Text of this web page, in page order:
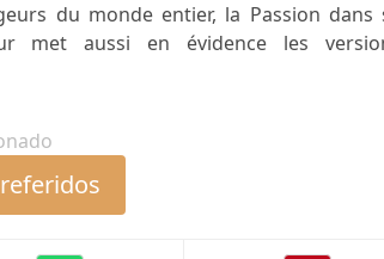
du monde entier, la Passion dans
met aussi en évidence les